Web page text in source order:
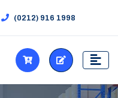
(0212) 916 1998